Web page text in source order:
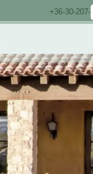
+36-30-207-